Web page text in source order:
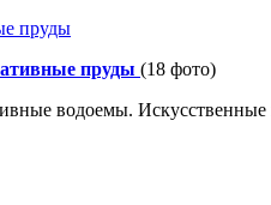
пруды (18 фото)
водоемы.